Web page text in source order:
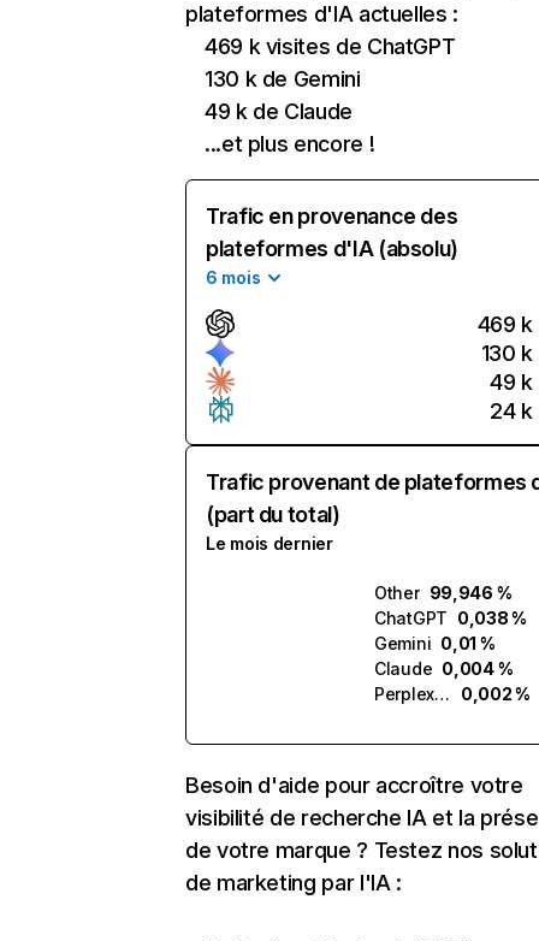
plateformes d'IA actuelles :
469 k visites de ChatGPT
130 k de Gemini
49 k de Claude
...et plus encore !
Trafic en provenance des
plateformes d'IA (absolu)
6 mois
469 k
130 k
49 k
24 k
Trafic provenant de plateformes
(part du total)
Le mois dernier
Other 99,946 %
ChatGPT 0,038 %
Gemini 0,01 %
Claude 0,004 %
Perplexity
0,002 %
Besoin d'aide pour accroître votre
visibilité de recherche IA et la
de votre marque ? Testez nos
de marketing par l'IA :